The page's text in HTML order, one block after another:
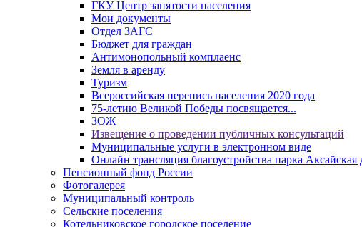
ГКУ Центр занятости населения
Мои документы
Отдел ЗАГС
Бюджет для граждан
Антимонопольный комплаенс
Земля в аренду
Туризм
Всероссийская перепись населения 2020 года
75-летию Великой Победы посвящается...
ЗОЖ
Извещение о проведении публичных консультаций
Муниципальные услуги в электронном виде
Онлайн трансляция благоустройства парка Аксайская
Пенсионный фонд России
Фотогалерея
Муниципальный контроль
Сельские поселения
Котельниковское городское поселение